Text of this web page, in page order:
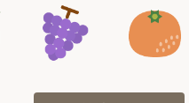
アイコン3 アイコン4